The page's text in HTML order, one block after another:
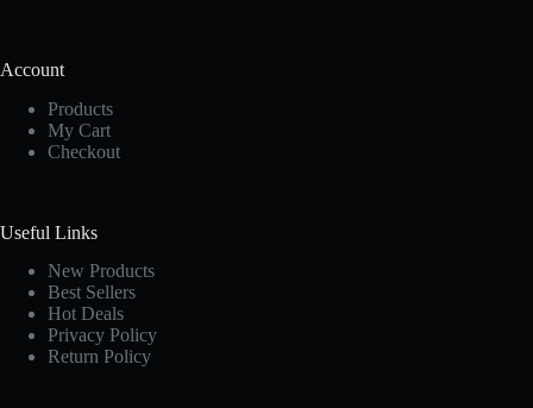
Account
Products
My Cart
Checkout
Useful Links
New Products
Best Sellers
Hot Deals
Privacy Policy
Return Policy